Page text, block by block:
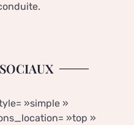
»simple »
»top »